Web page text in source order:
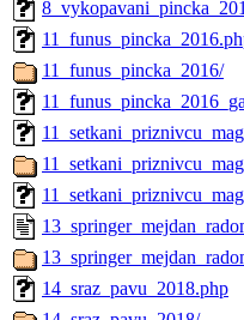
11_funus_pincka_2016/
14_sraz_pavu_2018.php